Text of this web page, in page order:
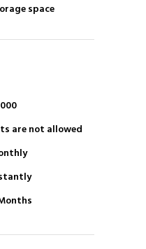
space
are not allowed